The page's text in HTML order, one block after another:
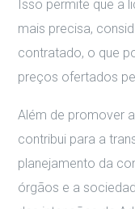
Isso permite que a
mais precisa,
contratado, o que
preços ofertados
Além de promover
contribui para a
planejamento da
órgãos e a